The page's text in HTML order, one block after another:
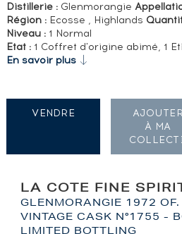
Distillerie :Glenmorangie
Région : Ecosse , Highlands
Niveau :1 Normal
Etat :1 Coffret d'origine abimé, 1
En savoir plus
LA COTE FINE
GLENMORANGIE 1972
VINTAGE CASK N°1755 -
VENDRE
AJOUTER
À MA